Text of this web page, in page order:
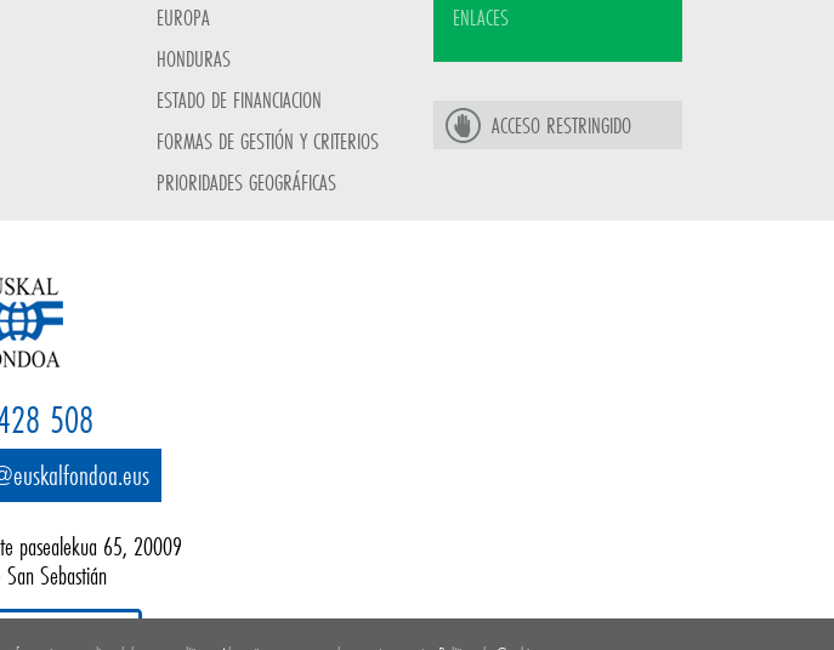
EUROPA
HONDURAS
ESTADO DE FINANCIACION
FORMAS DE GESTIÓN Y CRITERIOS
PRIORIDADES GEOGRÁFICAS
ENLACES
ACCESO RESTRINGIDO
508
pasealekua 65, 20009
Sebastián